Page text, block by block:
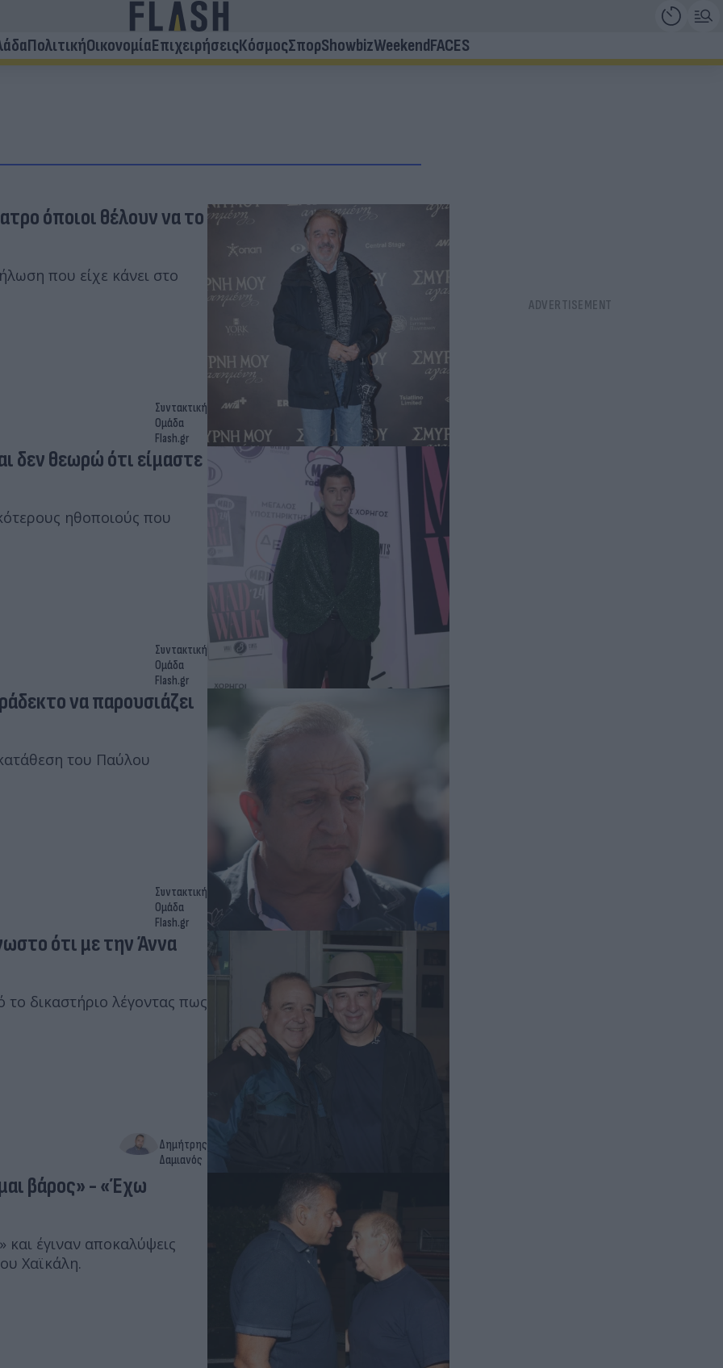
ΠολιτικήΟικονομίαΕπιχειρήσειςΚόσμοςΣπορShowbizWeekendFACES
όποιοι θέλουν να το
που είχε κάνει στο
Συντακτική
Ομάδα
Flash.gr
δεν θεωρώ ότι είμαστε
ηθοποιούς που
Συντακτική
Ομάδα
Flash.gr
να παρουσιάζει
του Παύλου
Συντακτική
Ομάδα
Flash.gr
ότι με την Άννα
δικαστήριο λέγοντας πως
Δημήτρης
Δαμιανός
βάρος» - «Έχω
έγιναν αποκαλύψεις
Χαϊκάλη.